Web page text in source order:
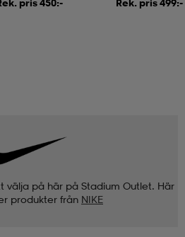
pris 450:- Rek. pris 499:-
välja på här på Stadium Outlet. Här
produkter från NIKE